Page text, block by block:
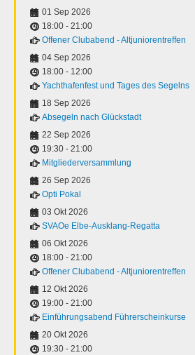
01 Sep 2026
18:00 - 21:00
Offener Clubabend - Altjuniorentreffen
04 Sep 2026
18:00 - 12:00
Yachthafenfest und Tages des Segelns
18 Sep 2026
Absegeln nach Glückstadt
22 Sep 2026
19:30 - 21:00
Mitgliederversammlung
26 Sep 2026
Opti Pokal
03 Okt 2026
SVAOe Elbe-Ausklang-Regatta
06 Okt 2026
18:00 - 21:00
Offener Clubabend - Altjuniorentreffen
12 Okt 2026
19:00 - 21:00
Einführungsabend Führerscheinkurse
20 Okt 2026
19:30 - 21:00